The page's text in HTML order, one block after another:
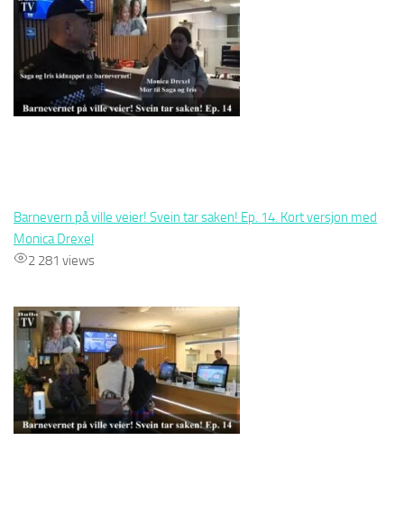
Barnevern på ville veier! Svein tar saken! Ep. 14. Kort versjon med
Monica Drexel
2 281 views